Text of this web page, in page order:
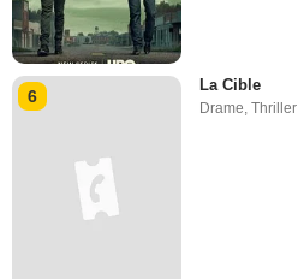
6
La Cible
Drame ,Thriller